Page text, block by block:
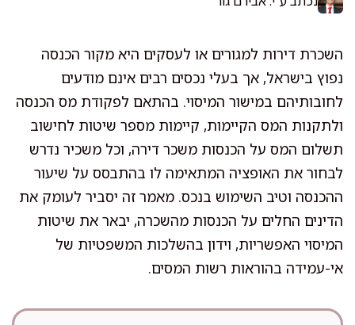
השכרת דירות למגורים או לעסקים היא מקור הכנסה
נפוץ בישראל, אך בעלי נכסים רבים אינם מודעים
לחובותיהם במישור המיסוי. בהתאם לפקודת מס הכנסה
ולתקנות המס הקיימות, קיימות מספר שיטות לחישוב
תשלום המס על הכנסות משכר דירה, וכל משכיר נדרש
לבחור את האופציה המתאימה לו בהתבסס על שיעור
ההכנסה וטיב השימוש בנכס. מאמר זה יסביר לעומק את
הדינים החלים על הכנסות מהשכרה, יבאר את שיטות
המיסוי האפשריות, וידון בהשלכות המשפטיות של
אי-עמידה בהוראות רשות המסים.